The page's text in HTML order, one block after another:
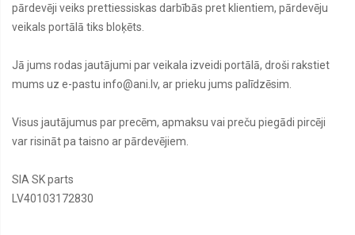
pārdevēji veiks prettiessiskas darbībās pret klientiem, pārdevēju
veikals portālā tiks bloķēts.
Jā jums rodas jautājumi par veikala izveidi portālā, droši rakstiet
mums uz e-pastu info@ani.lv, ar prieku jums palīdzēsim.
Visus jautājumus par precēm, apmaksu vai preču piegādi pircēji
var risināt pa taisno ar pārdevējiem.
SIA SK parts
LV40103172830